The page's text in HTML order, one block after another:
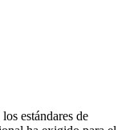
estándares de